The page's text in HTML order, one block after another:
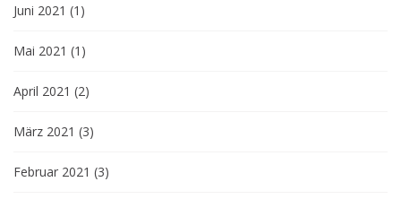
Juni 2021 (1)
Mai 2021 (1)
April 2021 (2)
März 2021 (3)
Februar 2021 (3)